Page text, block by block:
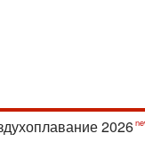
2026